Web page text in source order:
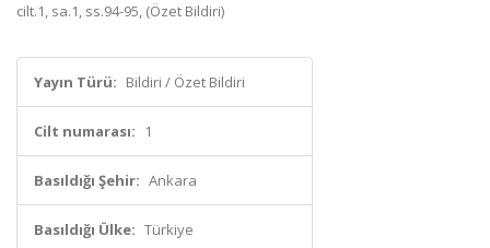
cilt.1, sa.1, ss.94-95, (Özet Bildiri)
Yayın Türü: Bildiri / Özet Bildiri
Cilt numarası: 1
Basıldığı Şehir: Ankara
Basıldığı Ülke: Türkiye